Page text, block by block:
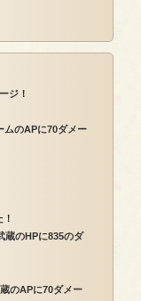
ジ！
ムのAPに70ダメー
のHPに835のダ
のAPに70ダメー